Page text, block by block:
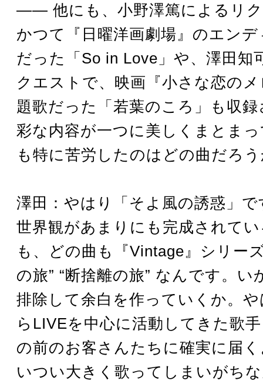
―― 他にも、小野澤篤によるリ
かつて『日曜洋画劇場』のエン
だった「So in Love」や、澤田知
クエストで、映画『小さな恋の
題歌だった「若葉のころ」も収
彩な内容が一つに美しくまとま
も特に苦労したのはどの曲だろ
澤田：やはり「そよ風の誘惑」
世界観があまりにも完成されて
も、どの曲も『Vintage』シリー
の旅” “断捨離の旅” なんです。い
排除して余白を作っていくか。
らLIVEを中心に活動してきた歌
の前のお客さんたちに確実に届
いつい大きく歌ってしまいがち